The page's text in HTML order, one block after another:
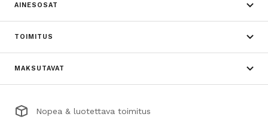
AINESOSAT
TOIMITUS
MAKSUTAVAT
Nopea & luotettava toimitus